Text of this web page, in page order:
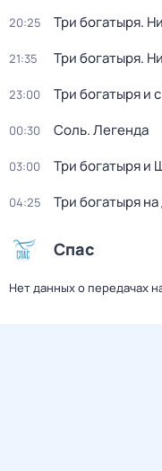
20:25 Три богатыря.
21:35 Три богатыря.
23:00 Три богaтыpя и
00:30 Соль. Легенда
03:00 Три богатыря и
04:25 Три богатыря
Спас
Нет данных о передачах